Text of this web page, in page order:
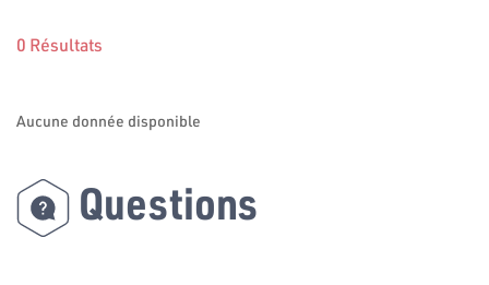
0 Résultats
Aucune donnée disponible
Questions